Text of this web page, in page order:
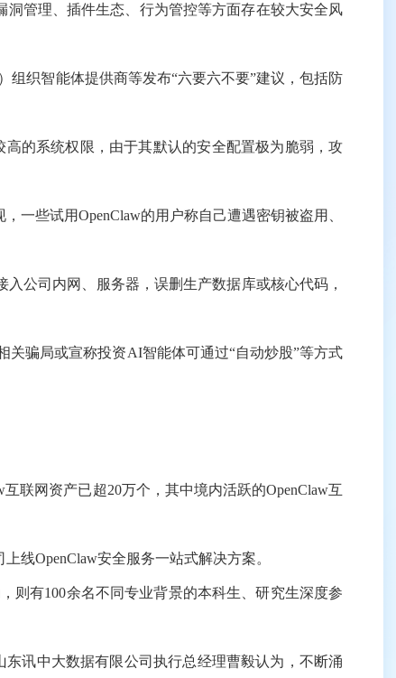
管理、插件生态、行为管控等方面存在较大安全风
织智能体提供商等发布“六要六不要”建议，包括防
的系统权限，由于其默认的安全配置极为脆弱，攻
些试用OpenClaw的用户称自己遭遇密钥被盗用、
公司内网、服务器，误删生产数据库或核心代码，
骗局或宣称投资AI智能体可通过“自动炒股”等方式
网资产已超20万个，其中境内活跃的OpenClaw互
OpenClaw安全服务一站式解决方案。
有100余名不同专业背景的本科生、研究生深度参
讯中大数据有限公司执行总经理曹毅认为，不断涌